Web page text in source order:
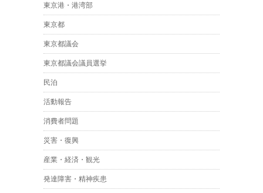
東京港・港湾部
東京都
東京都議会
東京都議会議員選挙
民泊
活動報告
消費者問題
災害・復興
産業・経済・観光
発達障害・精神疾患